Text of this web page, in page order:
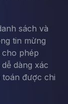
sách và
tin mừng
phép
dàng xác
được chi